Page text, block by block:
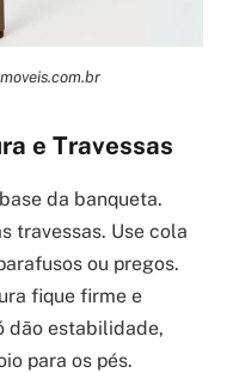
e Travessas
da banqueta.
travessas. Use cola
ou pregos.
fique firme e
dão estabilidade,
para os pés.